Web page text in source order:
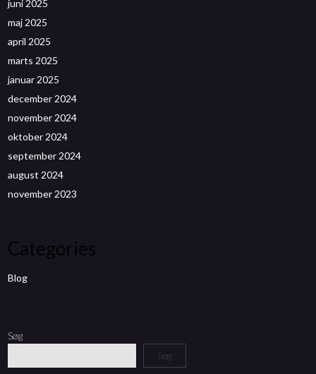
juni 2025
maj 2025
april 2025
marts 2025
januar 2025
december 2024
november 2024
oktober 2024
september 2024
august 2024
november 2023
Categories
Blog
Søg
Søg